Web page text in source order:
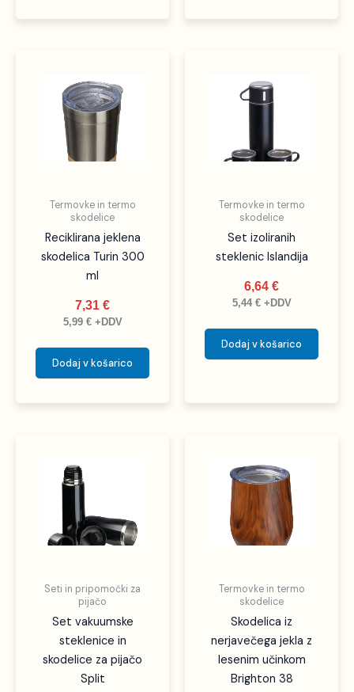
Termovke in termo
skodelice
Reciklirana jeklena
skodelica Turin 300
ml
7,31 €
5,99 €+DDV
Dodaj v košarico
Termovke in termo
skodelice
Set izoliranih
steklenic Islandija
6,64 €
5,44 €+DDV
Dodaj v košarico
Seti in pripomočki za
pijačo
Set vakuumske
steklenice in
skodelice za pijačo
Split
Termovke in termo
skodelice
Skodelica iz
nerjavečega jekla z
lesenim učinkom
Brighton 38